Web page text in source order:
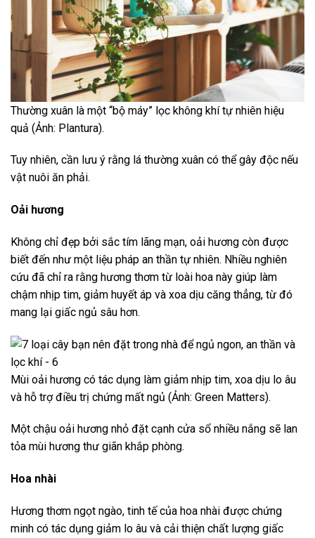
Thường xuân là một “bộ máy” lọc không khí tự nhiên hiệu
quả (Ảnh: Plantura).
Tuy nhiên, cần lưu ý rằng lá thường xuân có thể gây độc nếu
vật nuôi ăn phải.
Oải hương
Không chỉ đẹp bởi sắc tím lãng mạn, oải hương còn được
biết đến như một liệu pháp an thần tự nhiên. Nhiều nghiên
cứu đã chỉ ra rằng hương thơm từ loài hoa này giúp làm
chậm nhịp tim, giảm huyết áp và xoa dịu căng thẳng, từ đó
mang lại giấc ngủ sâu hơn.
Mùi oải hương có tác dụng làm giảm nhịp tim, xoa dịu lo âu
và hỗ trợ điều trị chứng mất ngủ (Ảnh: Green Matters).
Một chậu oải hương nhỏ đặt cạnh cửa sổ nhiều nắng sẽ lan
tỏa mùi hương thư giãn khắp phòng.
Hoa nhài
Hương thơm ngọt ngào, tinh tế của hoa nhài được chứng
minh có tác dụng giảm lo âu và cải thiện chất lượng giấc